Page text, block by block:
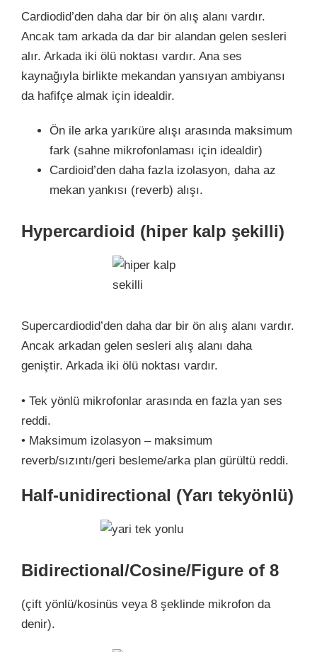
Cardiodid’den daha dar bir ön alış alanı vardır.
Ancak tam arkada da dar bir alandan gelen sesleri
alır. Arkada iki ölü noktası vardır. Ana ses
kaynağıyla birlikte mekandan yansıyan ambiyansı
da hafifçe almak için idealdir.
Ön ile arka yarıküre alışı arasında maksimum
fark (sahne mikrofonlaması için idealdir)
Cardioid’den daha fazla izolasyon, daha az
mekan yankısı (reverb) alışı.
Hypercardioid (hiper kalp şekilli)
Supercardiodid’den daha dar bir ön alış alanı vardır.
Ancak arkadan gelen sesleri alış alanı daha
geniştir. Arkada iki ölü noktası vardır.
• Tek yönlü mikrofonlar arasında en fazla yan ses
reddi.
• Maksimum izolasyon – maksimum
reverb/sızıntı/geri besleme/arka plan gürültü reddi.
Half-unidirectional (Yarı tekyönlü)
Bidirectional/Cosine/Figure of 8
(çift yönlü/kosinüs veya 8 şeklinde mikrofon da
denir).